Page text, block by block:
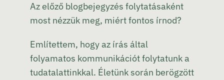
Az előző blogbejegyzés folytatásaként
most nézzük meg, miért fontos írnod?
Említettem, hogy az írás által
folyamatos kommunikációt folytatunk a
tudatalattinkkal. Életünk során berögzött